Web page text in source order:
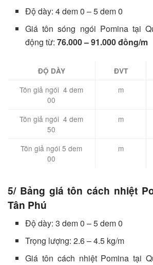
Độ dày: 4 dem 0 – 5 dem 0
Giá tôn sóng ngói Pomina tại
động từ: 76.000 – 91.000 đồng/m
ĐỘ DÀY ĐVT
Tôn giả ngói 4 dem
00
m
Tôn giả ngói 4 dem
50
m
Tôn giả ngói 5 dem
00
m
5/ Bảng giá tôn cách nhiệt
Tân Phú
Độ dày: 3 dem 0 – 5 dem 0
Trọng lượng: 2.6 – 4.5 kg/m
Giá tôn cách nhiệt Pomina tại